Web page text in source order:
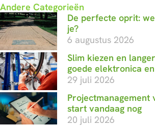
Andere Categorieën
De perfecte oprit:
je?
6 augustus 2026
Slim kiezen en
goede elektronica
29 juli 2026
Projectmanagement
start vandaag nog
20 juli 2026